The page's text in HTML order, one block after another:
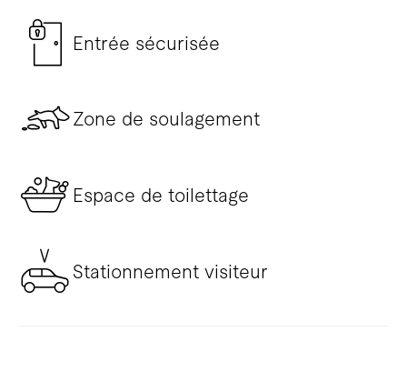
Entrée sécurisée
Zone de soulagement
Espace de toilettage
Stationnement visiteur